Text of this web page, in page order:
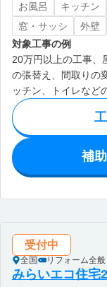
お風呂
キッチン
窓・サッシ
外壁
対象工事の例
20万円以上の工事、
の張替え、間取りの
ッチン、トイレなど
補
受付中
全国 リフォーム全般
みらいエコ住宅